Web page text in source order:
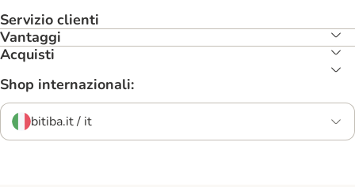
Servizio clienti
Vantaggi
Acquisti
Shop internazionali:
bitiba.it / it